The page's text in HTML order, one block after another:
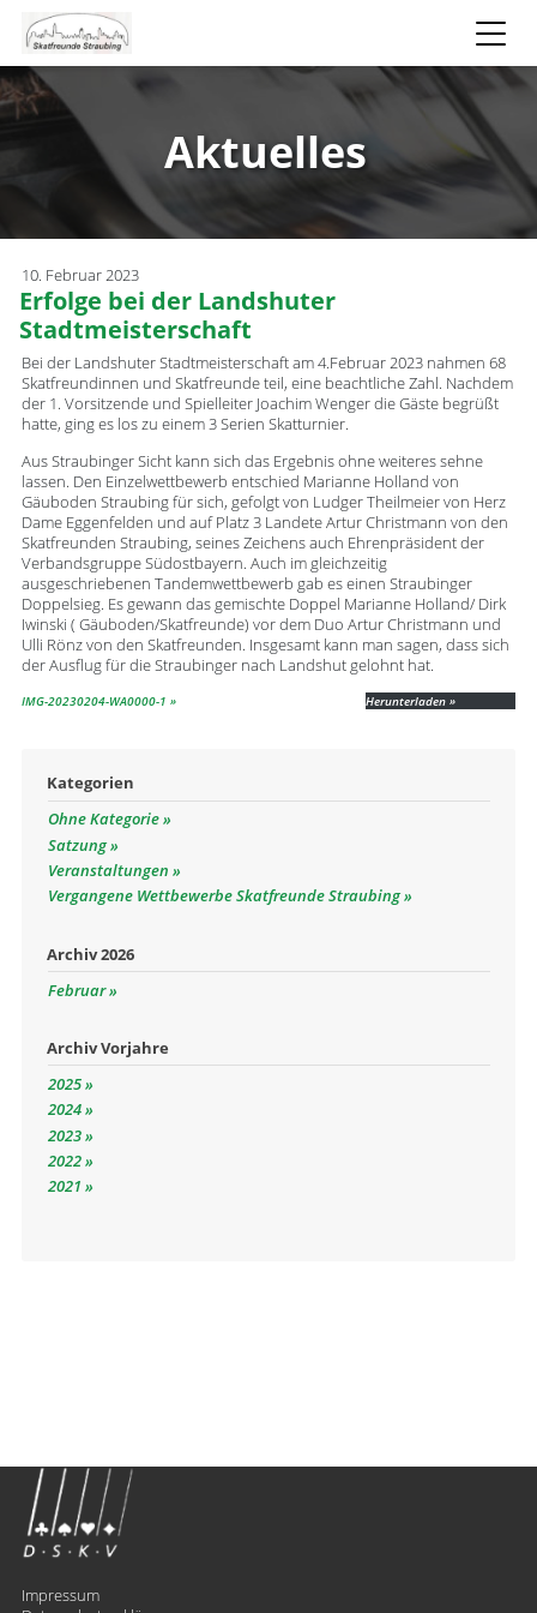
Aktuelles
10. Februar 2023
Erfolge bei der Landshuter
Stadtmeisterschaft
Bei der Landshuter Stadtmeisterschaft am 4.Februar 2023 nahmen 68
Skatfreundinnen und Skatfreunde teil, eine beachtliche Zahl. Nachdem
der 1. Vorsitzende und Spielleiter Joachim Wenger die Gäste begrüßt
hatte, ging es los zu einem 3 Serien Skatturnier.
Aus Straubinger Sicht kann sich das Ergebnis ohne weiteres sehne
lassen. Den Einzelwettbewerb entschied Marianne Holland von
Gäuboden Straubing für sich, gefolgt von Ludger Theilmeier von Herz
Dame Eggenfelden und auf Platz 3 Landete Artur Christmann von den
Skatfreunden Straubing, seines Zeichens auch Ehrenpräsident der
Verbandsgruppe Südostbayern. Auch im gleichzeitig
ausgeschriebenen Tandemwettbewerb gab es einen Straubinger
Doppelsieg. Es gewann das gemischte Doppel Marianne Holland/ Dirk
Iwinski ( Gäuboden/Skatfreunde) vor dem Duo Artur Christmann und
Ulli Rönz von den Skatfreunden. Insgesamt kann man sagen, dass sich
der Ausflug für die Straubinger nach Landshut gelohnt hat.
IMG-20230204-WA0000-1 Herunterladen
Kategorien
Ohne Kategorie
Satzung
Veranstaltungen
Vergangene Wettbewerbe Skatfreunde Straubing
Archiv 2026
Februar
Archiv Vorjahre
2025
2024
2023
2022
2021
Impressum